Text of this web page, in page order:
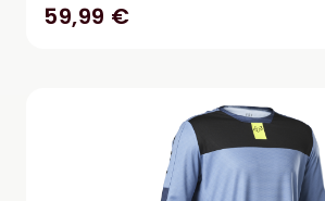
59,99 €